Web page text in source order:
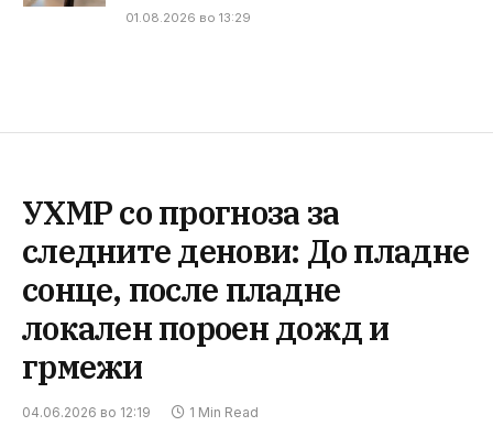
01.08.2026 во 13:29
УХМР со прогноза за
следните денови: До пладне
сонце, после пладне
локален пороен дожд и
грмежи
04.06.2026 во 12:19 1 Min Read